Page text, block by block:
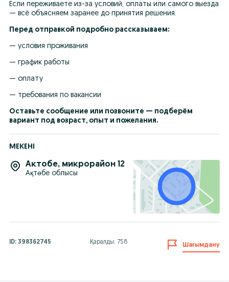
Если переживаете из-за условий, оплаты или самого выезда
— всё объясняем заранее до принятия решения.
Перед отправкой подробно рассказываем:
— условия проживания
— график работы
— оплату
— требования по вакансии
Оставьте сообщение или позвоните — подберём
вариант под возраст, опыт и пожелания.
МЕКЕНІ
Актобе, микрорайон 12
Ақтөбе облысы
ID: 398362745 Қаралды: 758 Шағымдану